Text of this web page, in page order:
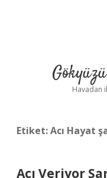
Havadan
Etiket:Acı Hayat
Acı Veriyor